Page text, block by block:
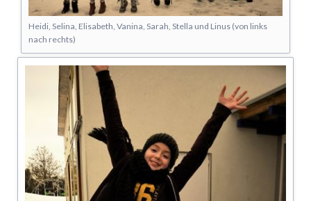
Heidi, Selina, Elisabeth, Vanina, Sarah, Stella und Linus (von links
nach rechts)